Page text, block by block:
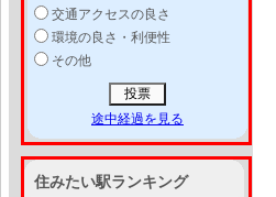
交通アクセスの良さ
環境の良さ・利便性
その他
途中経過を見る
住みたい駅ランキング